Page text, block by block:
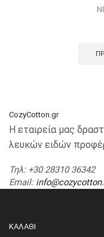
CozyCotton.gr
Η εταιρεία μας
λευκών ειδών
Τηλ: +30 28310 36342
Email:
ΚΑΛΆΘΙ